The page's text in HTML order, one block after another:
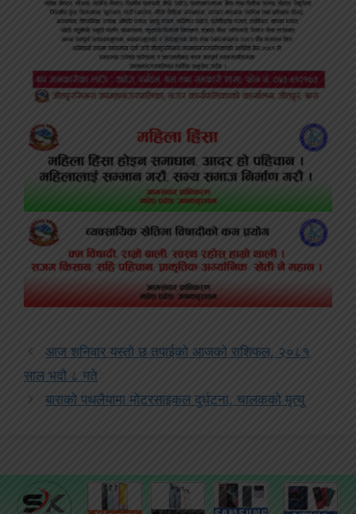
आज शनिवार यस्तो छ तपाईको आजको राशिफल, २०८१
साल भदौ ८ गते
बाराको पथलैयामा मोटरसाइकल दुर्घटना, चालकको मृत्यु